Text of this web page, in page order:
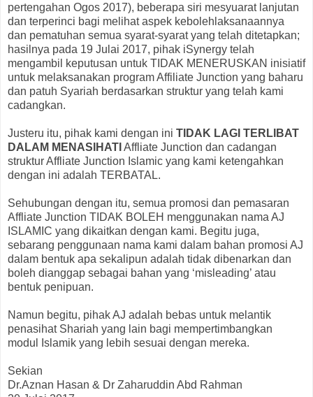
pertengahan Ogos 2017), beberapa siri mesyuarat lanjutan
dan terperinci bagi melihat aspek kebolehlaksanaannya
dan pematuhan semua syarat-syarat yang telah ditetapkan;
hasilnya pada 19 Julai 2017, pihak iSynergy telah
mengambil keputusan untuk TIDAK MENERUSKAN inisiatif
untuk melaksanakan program Affiliate Junction yang baharu
dan patuh Syariah berdasarkan struktur yang telah kami
cadangkan.
Justeru itu, pihak kami dengan ini TIDAK LAGI TERLIBAT
DALAM MENASIHATI Affliate Junction dan cadangan
struktur Affliate Junction Islamic yang kami ketengahkan
dengan ini adalah TERBATAL.
Sehubungan dengan itu, semua promosi dan pemasaran
Affliate Junction TIDAK BOLEH menggunakan nama AJ
ISLAMIC yang dikaitkan dengan kami. Begitu juga,
sebarang penggunaan nama kami dalam bahan promosi AJ
dalam bentuk apa sekalipun adalah tidak dibenarkan dan
boleh dianggap sebagai bahan yang ‘misleading’ atau
bentuk penipuan.
Namun begitu, pihak AJ adalah bebas untuk melantik
penasihat Shariah yang lain bagi mempertimbangkan
modul Islamik yang lebih sesuai dengan mereka.
Sekian
Dr.Aznan Hasan & Dr Zaharuddin Abd Rahman